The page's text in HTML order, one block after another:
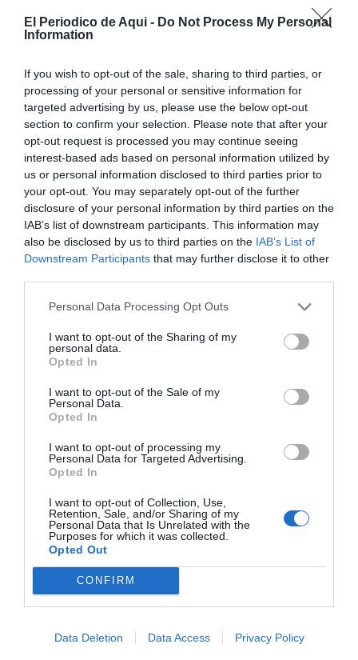
El Periodico de Aqui - Do Not Process My Personal
Information
If you wish to opt-out of the sale, sharing to third parties, or
processing of your personal or sensitive information for
targeted advertising by us, please use the below opt-out
section to confirm your selection. Please note that after your
opt-out request is processed you may continue seeing
interest-based ads based on personal information utilized by
us or personal information disclosed to third parties prior to
your opt-out. You may separately opt-out of the further
disclosure of your personal information by third parties on the
IAB’s list of downstream participants. This information may
also be disclosed by us to third parties on the IAB’s List of
Downstream Participants that may further disclose it to other
Personal Data Processing Opt Outs
I want to opt-out of the Sharing of my
personal data.
Opted In
I want to opt-out of the Sale of my
Personal Data.
Opted In
I want to opt-out of processing my
Personal Data for Targeted Advertising.
Opted In
I want to opt-out of Collection, Use,
Retention, Sale, and/or Sharing of my
Personal Data that Is Unrelated with the
Purposes for which it was collected.
Opted Out
CONFIRM
Data Deletion Data Access Privacy Policy